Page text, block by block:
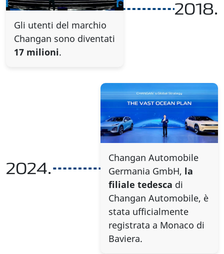
2018.
Gli utenti del marchio
Changan sono diventati
17 milioni.
2024.
Changan Automobile
Germania GmbH, la
filiale tedesca di
Changan Automobile, è
stata ufficialmente
registrata a Monaco di
Baviera.